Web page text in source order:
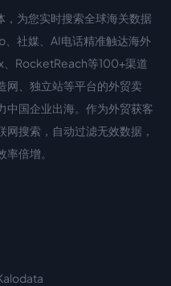
，为您实时搜索全球海关数据
社媒、AI电话精准触达海外
RocketReach等100+渠道
网、独立站等平台的外贸卖
中国企业出海。作为外贸获客
搜索，自动过滤无效数据，
倍增。